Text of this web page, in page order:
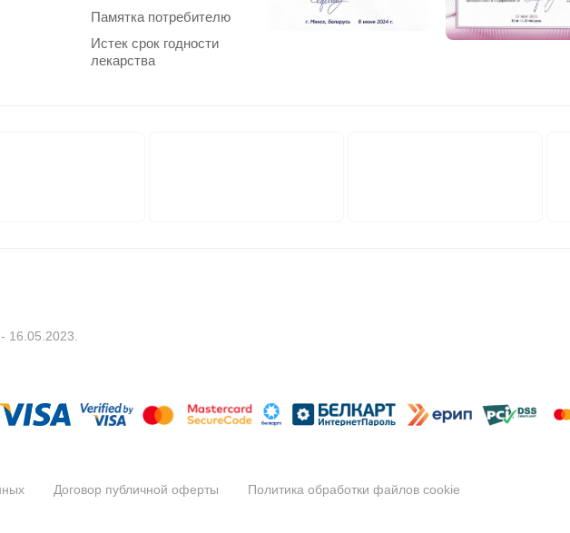
Памятка потребителю
Истек срок годности
лекарства
16.05.2023.
Договор публичной оферты Политика обработки файлов cookie